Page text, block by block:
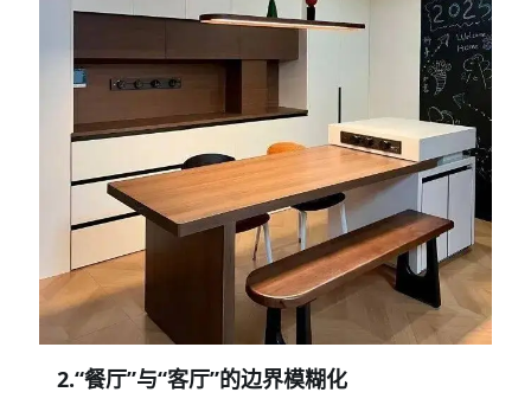
2.“餐厅”与“客厅”的边界模糊化